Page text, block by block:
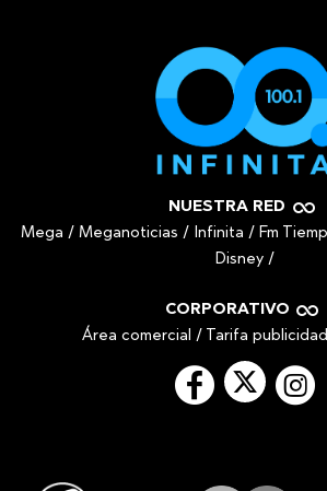
NUESTRA RED
Mega / Meganoticias / Infinita / Fm
Disney /
CORPORATIVO
Área comercial / Tarifa